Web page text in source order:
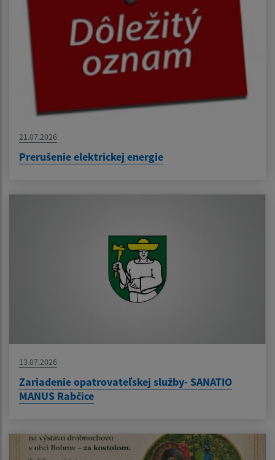
21.07.2026
Prerušenie elektrickej energie
13.07.2026
Zariadenie opatrovateľskej služby- SANATIO
MANUS Rabčice